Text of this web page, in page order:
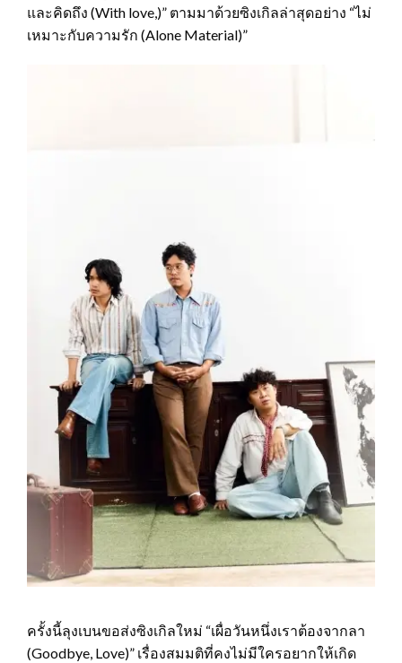
และคิดถึง (With love,)” ตามมาด้วยซิงเกิลล่าสุดอย่าง “ไม่
เหมาะกับความรัก (Alone Material)”
ครั้งนี้ลุงเบนขอส่งซิงเกิลใหม่ “เผื่อวันหนึ่งเราต้องจากลา
(Goodbye, Love)” เรื่องสมมติที่คงไม่มีใครอยากให้เกิด